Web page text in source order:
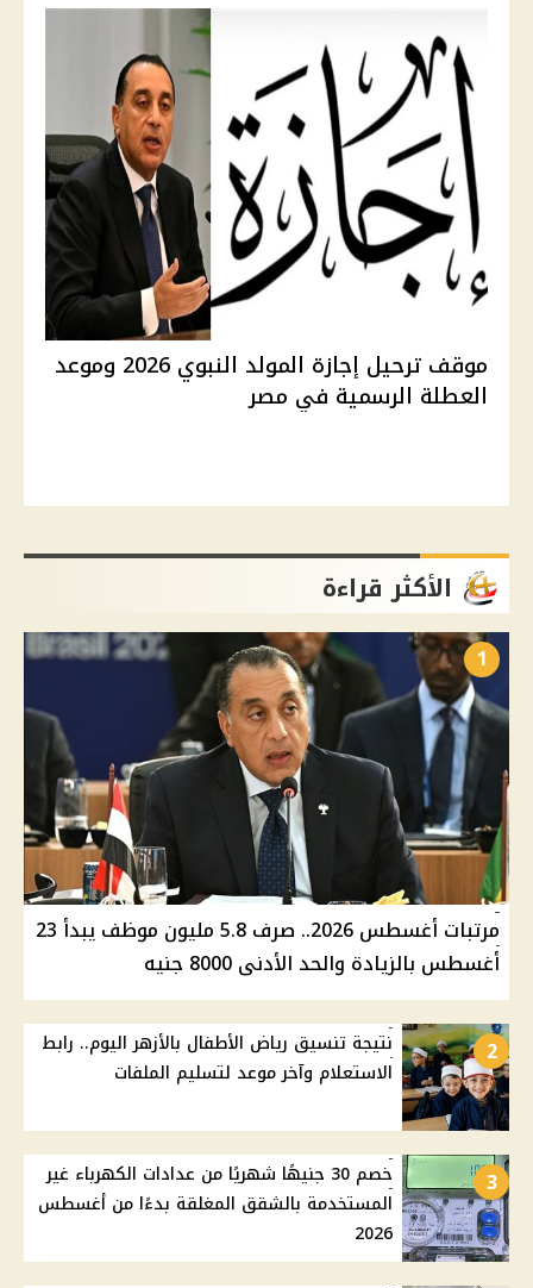
موقف ترحيل إجازة المولد النبوي 2026 وموعد
العطلة الرسمية في مصر
الأكثر قراءة
1
مرتبات أغسطس 2026.. صرف 5.8 مليون موظف يبدأ 23
أغسطس بالزيادة والحد الأدنى 8000 جنيه
2
نتيجة تنسيق رياض الأطفال بالأزهر اليوم.. رابط
الاستعلام وآخر موعد لتسليم الملفات
3
خصم 30 جنيهًا شهريًا من عدادات الكهرباء غير
المستخدمة بالشقق المغلقة بدءًا من أغسطس
2026